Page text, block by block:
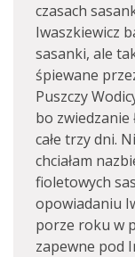
czasach
Iwaszkiewicz
sasanki, ale
śpiewane
Puszczy
bo zwiedzanie
całe trzy dni.
chciałam
fioletowych
opowiadaniu
porze roku w
zapewne pod